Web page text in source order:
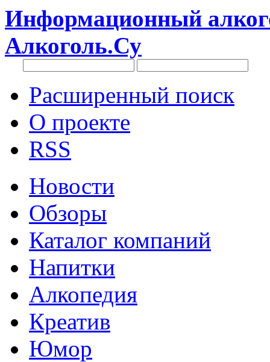
Информационный
Алкоголь.Су
Расширенный поиск
О проекте
RSS
Новости
Обзоры
Каталог компаний
Напитки
Алкопедия
Креатив
Юмор